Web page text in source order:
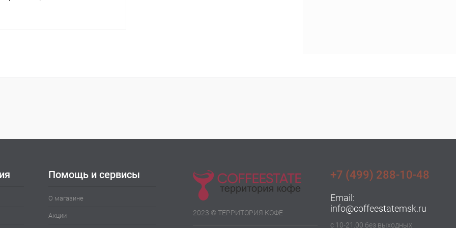
Сравнение
Помощь и сервисы
О магазине
Акции 2023 © ТЕРРИТОРИЯ КОФЕ
+7 (499) 288-10-48
Email:
info@coffeestatemsk.ru
с 10-21.00 без выходных